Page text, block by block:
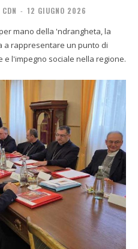
- 12 GIUGNO 2026
mano della 'ndrangheta, la
a rappresentare un punto di
l'impegno sociale nella regione.